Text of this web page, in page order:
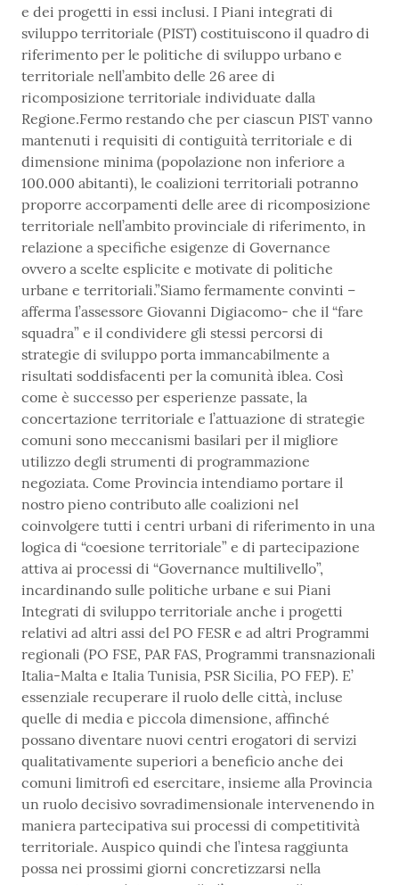
e dei progetti in essi inclusi. I Piani integrati di
sviluppo territoriale (PIST) costituiscono il quadro di
riferimento per le politiche di sviluppo urbano e
territoriale nell’ambito delle 26 aree di
ricomposizione territoriale individuate dalla
Regione.Fermo restando che per ciascun PIST vanno
mantenuti i requisiti di contiguità territoriale e di
dimensione minima (popolazione non inferiore a
100.000 abitanti), le coalizioni territoriali potranno
proporre accorpamenti delle aree di ricomposizione
territoriale nell’ambito provinciale di riferimento, in
relazione a specifiche esigenze di Governance
ovvero a scelte esplicite e motivate di politiche
urbane e territoriali.”Siamo fermamente convinti –
afferma l’assessore Giovanni Digiacomo- che il “fare
squadra” e il condividere gli stessi percorsi di
strategie di sviluppo porta immancabilmente a
risultati soddisfacenti per la comunità iblea. Così
come è successo per esperienze passate, la
concertazione territoriale e l’attuazione di strategie
comuni sono meccanismi basilari per il migliore
utilizzo degli strumenti di programmazione
negoziata. Come Provincia intendiamo portare il
nostro pieno contributo alle coalizioni nel
coinvolgere tutti i centri urbani di riferimento in una
logica di “coesione territoriale” e di partecipazione
attiva ai processi di “Governance multilivello”,
incardinando sulle politiche urbane e sui Piani
Integrati di sviluppo territoriale anche i progetti
relativi ad altri assi del PO FESR e ad altri Programmi
regionali (PO FSE, PAR FAS, Programmi transnazionali
Italia-Malta e Italia Tunisia, PSR Sicilia, PO FEP). E’
essenziale recuperare il ruolo delle città, incluse
quelle di media e piccola dimensione, affinché
possano diventare nuovi centri erogatori di servizi
qualitativamente superiori a beneficio anche dei
comuni limitrofi ed esercitare, insieme alla Provincia
un ruolo decisivo sovradimensionale intervenendo in
maniera partecipativa sui processi di competitività
territoriale. Auspico quindi che l’intesa raggiunta
possa nei prossimi giorni concretizzarsi nella